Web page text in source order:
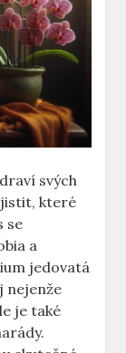
svých
které
se
a
jedovatá
nejenže
je také